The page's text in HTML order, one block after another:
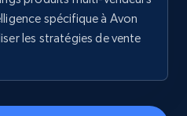
Commencer
spécifique à Avon
les stratégies de vente